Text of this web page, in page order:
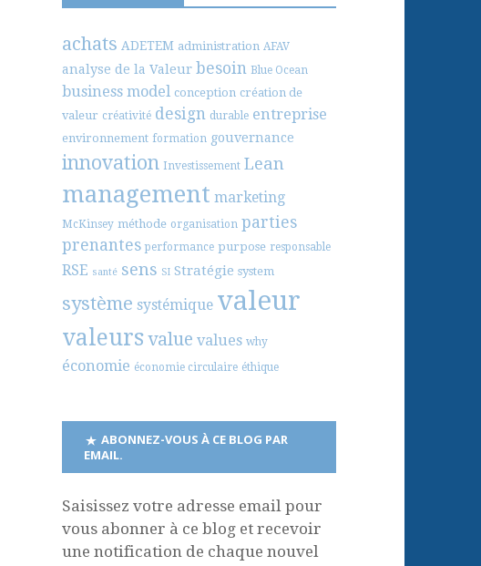
achats ADETEM administration AFAV
analyse de la Valeur besoin Blue Ocean
business model conception création de
valeur créativité design durable entreprise
environnement formation gouvernance
innovation Investissement Lean
management marketing
McKinsey méthode organisation parties
prenantes performance purpose responsable
RSE santé sens SI Stratégie system
système systémique valeur
valeursvalue values why
économie économie circulaire éthique
ABONNEZ-VOUS À CE BLOG PAR
EMAIL.
Saisissez votre adresse email pour
vous abonner à ce blog et recevoir
une notification de chaque nouvel